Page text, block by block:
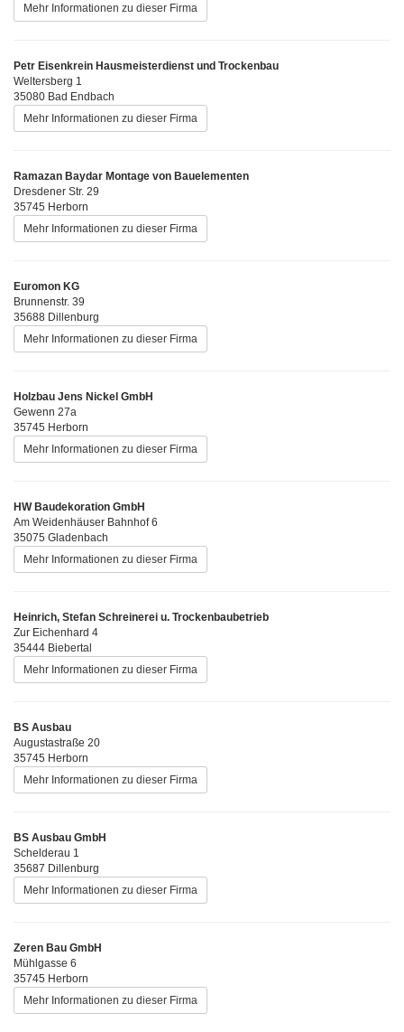
Mehr Informationen zu dieser Firma
Petr Eisenkrein Hausmeisterdienst und Trockenbau
Weltersberg 1
35080 Bad Endbach
Mehr Informationen zu dieser Firma
Ramazan Baydar Montage von Bauelementen
Dresdener Str. 29
35745 Herborn
Mehr Informationen zu dieser Firma
Euromon KG
Brunnenstr. 39
35688 Dillenburg
Mehr Informationen zu dieser Firma
Holzbau Jens Nickel GmbH
Gewenn 27a
35745 Herborn
Mehr Informationen zu dieser Firma
HW Baudekoration GmbH
Am Weidenhäuser Bahnhof 6
35075 Gladenbach
Mehr Informationen zu dieser Firma
Heinrich, Stefan Schreinerei u. Trockenbaubetrieb
Zur Eichenhard 4
35444 Biebertal
Mehr Informationen zu dieser Firma
BS Ausbau
Augustastraße 20
35745 Herborn
Mehr Informationen zu dieser Firma
BS Ausbau GmbH
Schelderau 1
35687 Dillenburg
Mehr Informationen zu dieser Firma
Zeren Bau GmbH
Mühlgasse 6
35745 Herborn
Mehr Informationen zu dieser Firma